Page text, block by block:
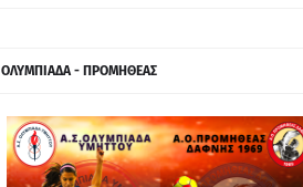
ΟΛΥΜΠΙΑΔΑ - ΠΡΟΜΗΘΕΑΣ